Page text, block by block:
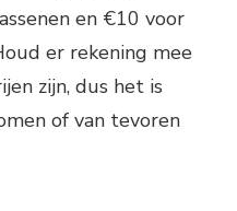
en €10 voor
er rekening mee
zijn, dus het is
of van tevoren